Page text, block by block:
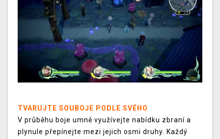
TVARUJTE SOUBOJE PODLE SVÉHO
V průběhu boje umně využívejte nabídku zbraní a
plynule přepínejte mezi jejich osmi druhy. Každý